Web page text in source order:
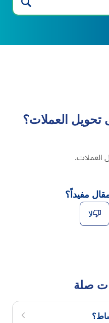
العملات؟
مفيداً؟
لا
صلة